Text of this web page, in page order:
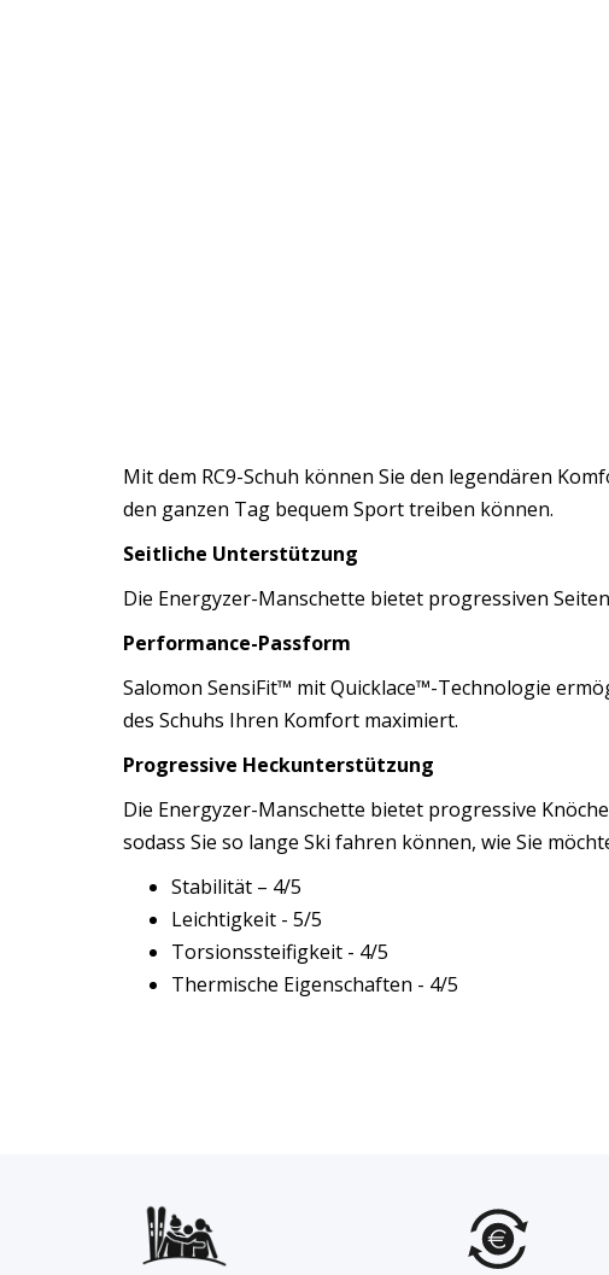
Mit dem RC9-Schuh können Sie den legendären
den ganzen Tag bequem Sport treiben können.
Seitliche Unterstützung
Die Energyzer-Manschette bietet progressiven
Performance-Passform
Salomon SensiFit™ mit Quicklace™-Technologie
des Schuhs Ihren Komfort maximiert.
Progressive Heckunterstützung
Die Energyzer-Manschette bietet progressive
sodass Sie so lange Ski fahren können, wie Sie
Stabilität – 4/5
Leichtigkeit - 5/5
Torsionssteifigkeit - 4/5
Thermische Eigenschaften - 4/5